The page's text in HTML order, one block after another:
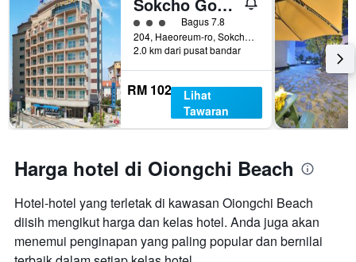
penarafan kelas 3
Bagus 7.8
204, Haeoreum-ro, Sokcho, Korea Selatan
2.0 km dari pusat bandar
RM 102
Lihat
Tawaran
Harga hotel di Oiongchi Beach
Hotel-hotel yang terletak di kawasan Oiongchi Beach
diisih mengikut harga dan kelas hotel. Anda juga akan
menemui penginapan yang paling popular dan bernilai